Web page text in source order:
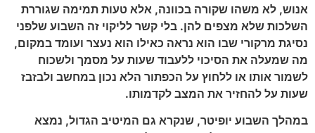
אנוש, לא משהו שקורה בכוונה, אלא טעות תמימה שגוררת
השלכות שלא מצפים להן. בלי קשר לליקוי זה השבוע שלפני
נסיגת מרקורי שבו הוא נראה כאילו הוא נעצר ועומד במקום,
מה שמעלה את הסיכוי ללעבוד שעות על מסמך ולשכוח
לשמור אותו או ללחוץ על הכפתור הלא נכון במחשב ולבזבז
שעות על להחזיר את המצב לקדמותו.
במהלך השבוע יופיטר, שנקרא גם המיטיב הגדול, נמצא